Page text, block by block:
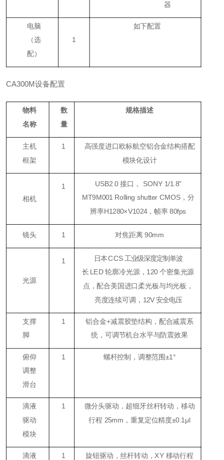
器
电脑
（选
配）
1
如下配置
CA300M设备配置
物料
名称
数
量
规格描述
主机
框架
1 高强度进口欧标航空铝合金结构搭配
模块化设计
相机
1 USB2.0 接口， SONY 1/1.8"
MT9M001 Rolling shutter CMOS，分
辨率H1280×V1024，帧率 80fps
镜头 1 对焦距离 90mm
光源
1 日本CCS工业级深度定制单波
长 LED轮廓冷光源， 120个密集光源
点，配合美国进口柔光板与均光板，
亮度连续可调， 12V安全电压
支撑
脚
1
铝合金+减震胶垫结构，配合减震系
统，可调节机台水平与防震效果
俯仰
调整
滑台
1 螺杆控制，调整范围±1°
滴液
驱动
模块
1 微分头驱动，超细牙丝杆转动，移动
行程 25mm，重复定位精度±0.1μl
滴液 1 旋钮驱动，丝杆转动，XY 移动行程